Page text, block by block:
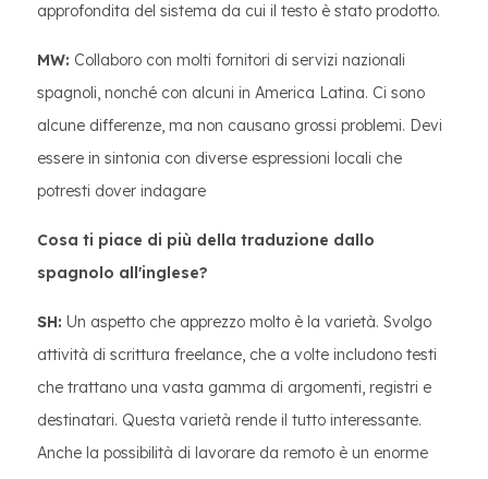
approfondita del sistema da cui il testo è stato prodotto.
MW: Collaboro con molti fornitori di servizi nazionali
spagnoli, nonché con alcuni in America Latina. Ci sono
alcune differenze, ma non causano grossi problemi. Devi
essere in sintonia con diverse espressioni locali che
potresti dover indagare
Cosa ti piace di più della traduzione dallo
spagnolo all'inglese?
SH: Un aspetto che apprezzo molto è la varietà. Svolgo
attività di scrittura freelance, che a volte includono testi
che trattano una vasta gamma di argomenti, registri e
destinatari. Questa varietà rende il tutto interessante.
Anche la possibilità di lavorare da remoto è un enorme